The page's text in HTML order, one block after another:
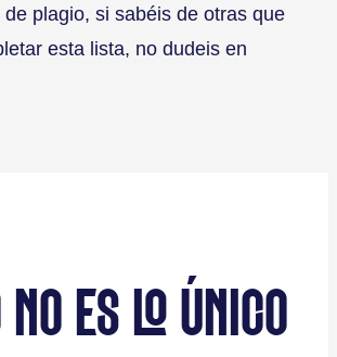
plagio, si sabéis de otras que
esta lista, no dudeis en
NO ES LO ÚNICO